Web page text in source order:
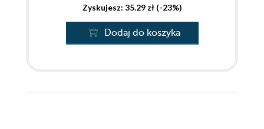
Zyskujesz: 35.29 zł (-23%)
Dodaj do koszyka